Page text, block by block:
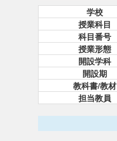
学校
授業科目
科目番号
授業形態
開設学科
開設期
教科書/教材
担当教員